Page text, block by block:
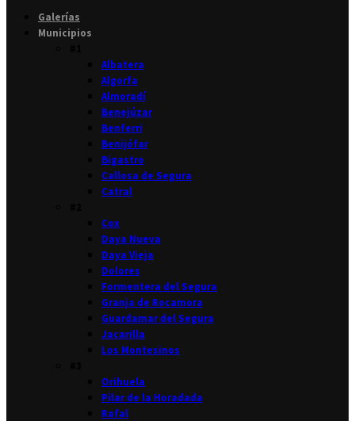
Galerías
Municipios
Albatera
Algorfa
Almoradí
Benejúzar
Benferri
Benijófar
Bigastro
Callosa de Segura
Catral
Cox
Daya Nueva
Daya Vieja
Dolores
Formentera del Segura
Granja de Rocamora
Guardamar del Segura
Jacarilla
Los Montesinos
Orihuela
Pilar de la Horadada
Rafal